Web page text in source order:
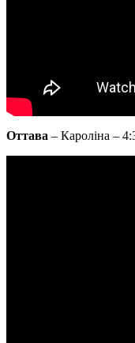
Оттава – Кароліна –